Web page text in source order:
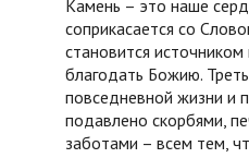
Камень – это наше
соприкасается со
становится
благодать Божию.
повседневной жизни и
подавлено скорбями,
заботами – всем тем,